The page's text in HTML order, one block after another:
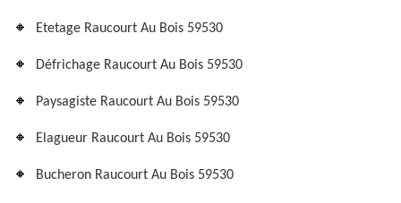
Etetage Raucourt Au Bois 59530
Défrichage Raucourt Au Bois 59530
Paysagiste Raucourt Au Bois 59530
Elagueur Raucourt Au Bois 59530
Bucheron Raucourt Au Bois 59530